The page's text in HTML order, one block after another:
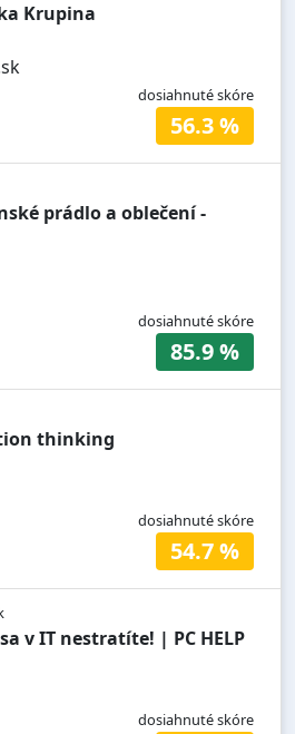
Krupina
dosiahnuté skóre
56.3 %
prádlo a oblečení -
dosiahnuté skóre
85.9 %
thinking
dosiahnuté skóre
54.7 %
v IT nestratíte! | PC HELP
dosiahnuté skóre